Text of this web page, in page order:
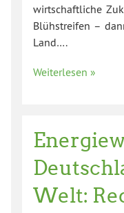
wirtschaftliche
Blühstreifen –
Land….
Weiterlesen »
Welt: